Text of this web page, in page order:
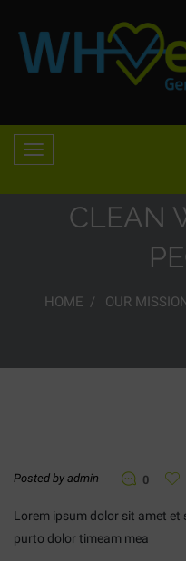
CLEAN
HOME OUR
Posted by admin 0
Lorem ipsum dolor sit amet et
purto dolor timeam mea